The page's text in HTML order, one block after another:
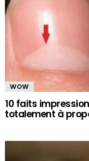
WOW
10 faits
totalement à